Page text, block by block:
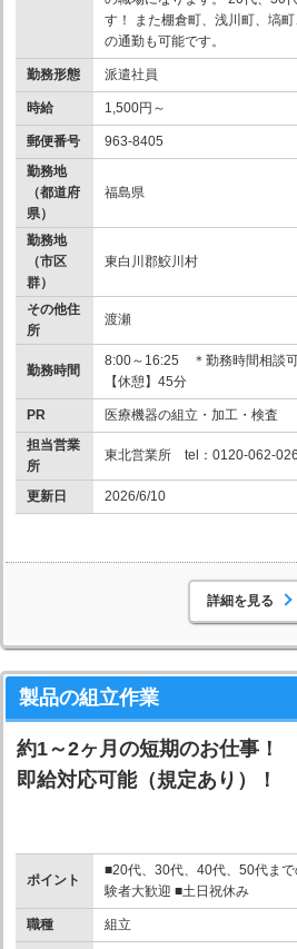
す！ また棚倉町、浅川町、塙
の通勤も可能です。
勤務形態 派遣社員
時給 1,500円～
郵便番号
963-8405
勤務地
（都道府
県）
福島県
勤務地
（市区
群）
東白川郡鮫川村
その他住
所
渡瀬
勤務時間
8:00～16:25 ＊勤務時間相談
【休憩】45分
PR
医療機器の組立・加工・検査
担当営業
所
東北営業所 tel：0120-062-026
更新日 2026/6/10
詳細を見る
製品の組立作業
約1～2ヶ月の短期のお仕事！
即給対応可能（規定あり）！
ポイント
■20代、30代、40代、50代ま
験者大歓迎 ■土日祝休み
職種 組立